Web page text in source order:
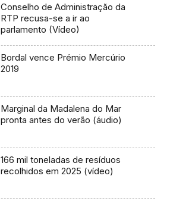
Conselho de Administração da
RTP recusa-se a ir ao
parlamento (Vídeo)
Bordal vence Prémio Mercúrio
2019
Marginal da Madalena do Mar
pronta antes do verão (áudio)
166 mil toneladas de resíduos
recolhidos em 2025 (vídeo)